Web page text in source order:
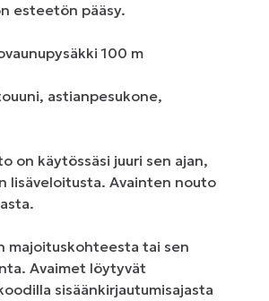
esteetön pääsy.
100 m
astianpesukone,
on käytössäsi juuri sen ajan,
lisäveloitusta. Avainten nouto
majoituskohteesta tai sen
Avaimet löytyvät
sisäänkirjautumisajasta